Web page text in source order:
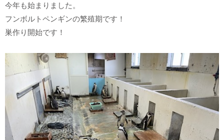
今年も始まりました。
フンボルトペンギンの繁殖期です！
巣作り開始です！